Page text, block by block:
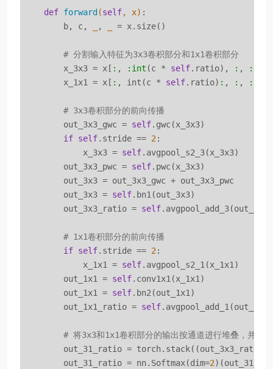
def forward (self, x) :
        b, c,
, = x.size()
# 分割输入特征为3x3卷积部分和1x1卷积部分
        x_3x3 = x[
: , :int (c * self.ratio), : , :
        x_1x1 = x[
: , int(c * self.ratio) : , : , :
# 3x3卷积部分的前向传播
        out_3x3_gwc =
self.gwc(x_3x3)
if self.stride == 2 :
            x_3x3 =
self.avgpool_s2_3(x_3x3)
        out_3x3_pwc =
self.pwc(x_3x3)
        out_3x3 = out_3x3_gwc + out_3x3_pwc
        out_3x3 =
self.bn1(out_3x3)
        out_3x3_ratio =
self
# 1x1卷积部分的前向传播
if self.stride == 2 :
            x_1x1 =
self.avgpool_s2_1(x_1x1)
        out_1x1 =
self.conv1x1(x_1x1)
        out_1x1 =
self.bn2(out_1x1)
        out_1x1_ratio =
self
# 将3x3和1x1卷积部分的输出按通道进行堆叠，并应
out_31_ratio =
        out_31_ratio = nn.Softmax(dim=
2